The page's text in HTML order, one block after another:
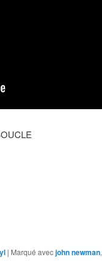
| Marqué avecjohn newman,